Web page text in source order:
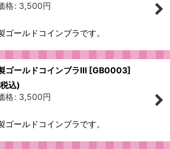
格: 3,500円
ゴールドコインブラです。
ゴールドコインブラIII [GB0003]
込)
格: 3,500円
ゴールドコインブラです。